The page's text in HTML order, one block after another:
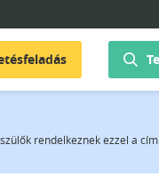
rendelkeznek ezzel a